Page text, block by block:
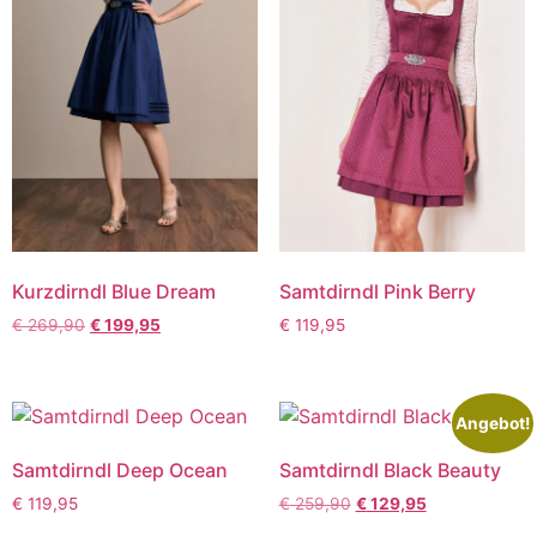
Kurzdirndl Blue Dream
€269,90 €199,95
Samtdirndl Pink Berry
€ 119,95
Samtdirndl Deep Ocean
€ 119,95
Angebot!
Samtdirndl Black Beauty
€259,90 €129,95